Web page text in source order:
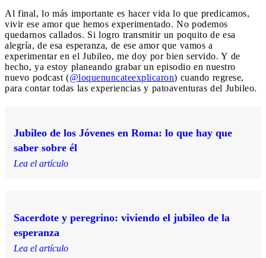
Al final, lo más importante es hacer vida lo que predicamos,
vivir ese amor que hemos experimentado. No podemos
quedarnos callados. Si logro transmitir un poquito de esa
alegría, de esa esperanza, de ese amor que vamos a
experimentar en el Jubileo, me doy por bien servido. Y de
hecho, ya estoy planeando grabar un episodio en nuestro
nuevo podcast (@loquenuncateexplicaron) cuando regrese,
para contar todas las experiencias y patoaventuras del Jubileo.
Jubileo de los Jóvenes en Roma: lo que hay que
saber sobre él
Lea el artículo
Sacerdote y peregrino: viviendo el jubileo de la
esperanza
Lea el artículo